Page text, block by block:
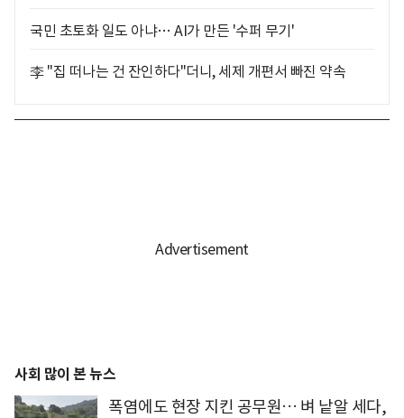
국민 초토화 일도 아냐… AI가 만든 '수퍼 무기'
李 "집 떠나는 건 잔인하다"더니, 세제 개편서 빠진 약속
사회 많이 본 뉴스
폭염에도 현장 지킨 공무원… 벼 낱알 세다,